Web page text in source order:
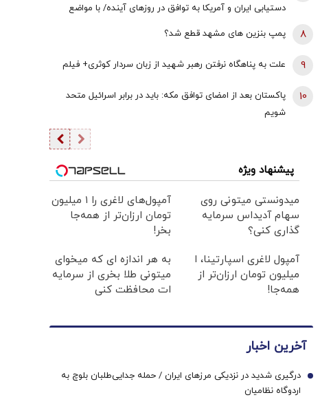
دستیابی ایران و آمریکا به توافق در روز‌های آینده/ با مواضع
پمپ بنزین های مشهد قطع شد؟ 8
علت به پناهگاه نرفتن رهبر شهید از زبان سردار کوثری+ فیلم 9
پاکستان بعد از امضای توافق مکه: باید در برابر اسرائیل متحد
شویم
10
پیشنهاد ویژه
میدونستی میتونی روی
سهام آدیداس سرمایه
گذاری کنی؟
آمپول‌های لاغری را ۱ میلیون
تومان ارزان‌تر از همه‌جا
بخر!
آمپول لاغری اسپارتینا، ا
میلیون تومان ارزان‌تر از
همه‌جا!
به هر اندازه ای که میخوای
میتونی طلا بخری از سرمایه
ات محافظت کنی
آخرین اخبار
درگیری شدید در نزدیکی مرز‌های ایران / حمله جدایی‌طلبان بلوچ به
اردوگاه نظامیان
1